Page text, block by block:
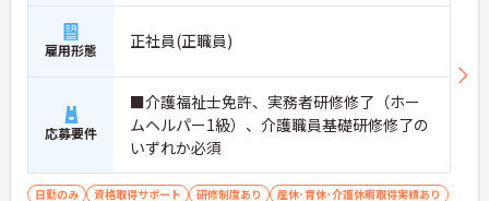
雇用形態 正社員(正職員)
応募要件
■介護福祉士免許、実務者研修修了（ホー
ムヘルパー1級）、介護職員基礎研修修了の
いずれか必須
日勤のみ 資格取得サポート 研修制度あり
産休･育休･介護休暇取得実績あり